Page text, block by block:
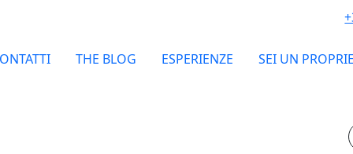
THE BLOG ESPERIENZE SEI UN